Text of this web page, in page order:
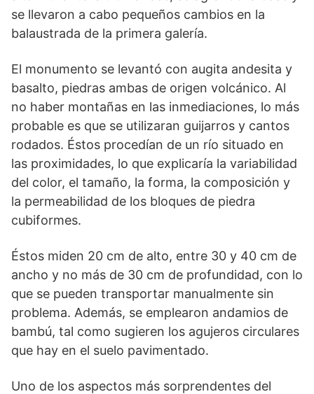
se llevaron a cabo pequeños cambios en la
balaustrada de la primera galería.
El monumento se levantó con augita andesita y
basal­to, piedras ambas de origen volcánico. Al
no haber montañas en las inmediaciones, lo más
probable es que se uti­lizaran guijarros y cantos
rodados. Éstos procedían de un río situado en
las proximidades, lo que explicaría la variabilidad
del color, el tamaño, la forma, la composición y
la permeabilidad de los bloques de piedra
cubiformes.
Éstos miden 20 cm de alto, entre 30 y 40 cm de
ancho y no más de 30 cm de profundidad, con lo
que se pueden transportar manualmente sin
problema. Además, se emplearon andamios de
bambú, tal como sugieren los agujeros circulares
que hay en el suelo pavimentado.
Uno de los aspectos más sorprendentes del